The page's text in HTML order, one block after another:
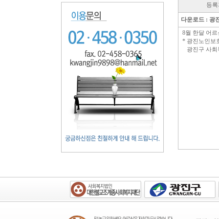
등
다운로드 : 광
8월 한달 어
* 광진노인보
광진구 사회